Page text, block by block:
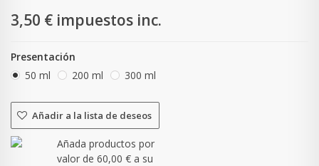
3,50 € impuestos inc.
Presentación
50 ml
200 ml 300 ml
Añadir a la lista de deseos
Añada productos por
valor de 60,00 € a su